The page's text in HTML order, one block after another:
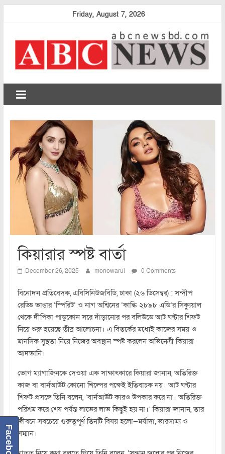
Friday, August 7, 2026
abcnewsbd
কিয়ারার স্পষ্ট বার্তা
December 26, 2025 monowarul 0 Comments
বিনোদন প্রতিবেদক, এবিসিনিউজবিডি, ঢাকা (২৬ ডিসেম্বর) : সন্দীপ
রেড্ডি ভাঙার ‘স্পিরিট’ ও নাগ অশ্বিনের ‘কাল্কি ২৮৯৮ এডি’র সিক্যুয়াল
থেকে দীপিকা পাড়ুকোন সরে দাঁড়ানোর পর বলিউডে আট ঘণ্টার শিফট
নিয়ে শুরু হয়েছে তীব্র আলোচনা। এ বিতর্কের মধ্যেই কাজের সময় ও
মানসিক সুস্থতা নিয়ে নিজের অবস্থান স্পষ্ট করলেন অভিনেত্রী কিয়ারা
আদভানি।
ভোগ ম্যাগাজিনকে দেওয়া এক সাক্ষাৎকারে কিয়ারা জানান, অতিরিক্ত
কাজ বা বার্নআউট কোনো শিল্পের পক্ষেই ইতিবাচক নয়। আট ঘণ্টার
শিফট প্রসঙ্গে তিনি বলেন, ‘বার্নআউট কারও উপকার করে না। অতিরিক্ত
পরিশ্রম করে শেষ পর্যন্ত লাভের লাভ কিছুই হয় না।’ কিয়ারা জানান, তার
জীবনে সবচেয়ে গুরুত্বপূর্ণ তিনটি বিষয় হলো—মর্যাদা, ভারসাম্য ও
সম্মান।
Facebook